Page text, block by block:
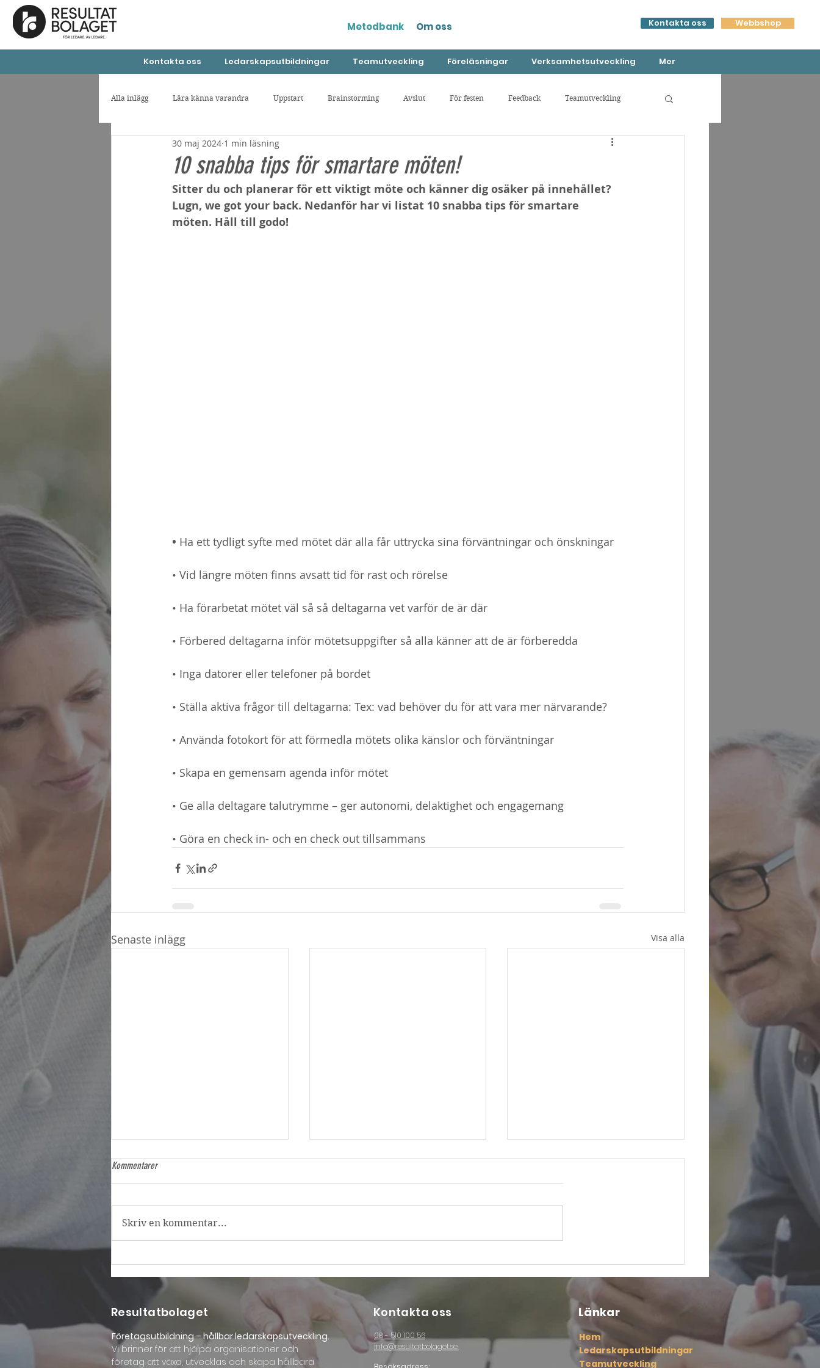
Kontakta oss Webbshop
Metodbank Om oss
Alla inlägg Lära känna varandra Uppstart Brainstorming Avslut För festen Feedback Teamutveckling
Personliga reflektioner Samarbetsövningar
10 snabba tips för smartare möten!
30 maj 2024 1 min läsning
Sitter du och planerar för ett viktigt möte och känner dig osäker på innehållet?
Lugn, we got your back. Nedanför har vi listat 10 snabba tips för smartare
möten. Håll till godo!
• Ha ett tydligt syfte med mötet där alla får uttrycka sina förväntningar och önskningar
• Vid längre möten finns avsatt tid för rast och rörelse
• Ha förarbetat mötet väl så så deltagarna vet varför de är där
• Förbered deltagarna inför mötetsuppgifter så alla känner att de är förberedda
• Inga datorer eller telefoner på bordet
• Ställa aktiva frågor till deltagarna: Tex: vad behöver du för att vara mer närvarande?
• Använda fotokort för att förmedla mötets olika känslor och förväntningar
• Skapa en gemensam agenda inför mötet
• Ge alla deltagare talutrymme – ger autonomi, delaktighet och engagemang
• Göra en check in- och en check out tillsammans
Senaste inlägg Visa alla
Kommentarer
Skriv en kommentar...
Kontakta oss Ledarskapsutbildningar Teamutveckling Föreläsningar Verksamhetsutveckling Mer
Resultatbolaget
Företagsutbildning – hållbar ledarskapsutveckling.
Vi brinner för att hjälpa organisationer och
företag att växa, utvecklas och skapa hållbara
Kontakta oss
08 - 510 100 56
info@resultatbolaget.se
Länkar
Hem
Ledarskapsutbildningar
Teamutveckling